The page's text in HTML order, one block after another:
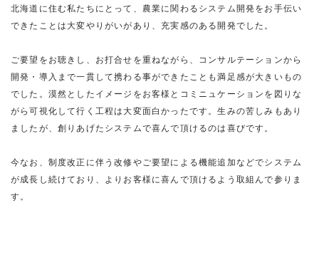
北海道に住む私たちにとって、農業に関わるシステム開発をお手伝い
できたことは大変やりがいがあり、充実感のある開発でした。
ご要望をお聴きし、お打合せを重ねながら、コンサルテーションから
開発・導入まで一貫して携わる事ができたことも満足感が大きいもの
でした。漠然としたイメージをお客様とコミニュケーションを図りな
がら可視化して行く工程は大変面白かったです。生みの苦しみもあり
ましたが、創りあげたシステムで喜んで頂けるのは喜びです。
今なお、制度改正に伴う改修やご要望による機能追加などでシステム
が成長し続けており、よりお客様に喜んで頂けるよう取組んで参りま
す。